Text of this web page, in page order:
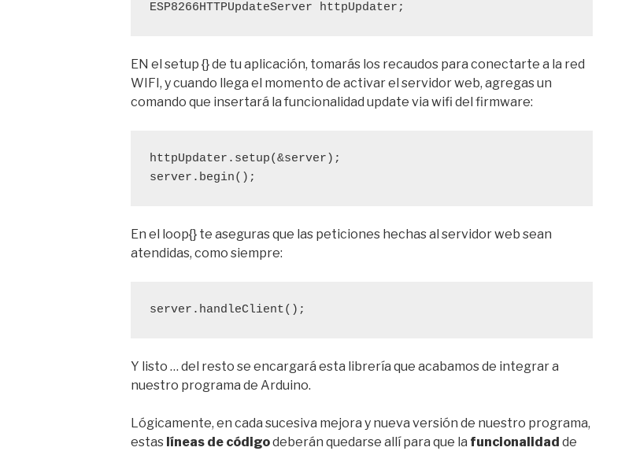
ESP8266HTTPUpdateServer httpUpdater;
EN el setup {} de tu aplicación, tomarás los recaudos para conectarte a la red
WIFI, y cuando llega el momento de activar el servidor web, agregas un
comando que insertará la funcionalidad update via wifi del firmware:
httpUpdater.setup(&server);
server.begin();
En el loop{} te aseguras que las peticiones hechas al servidor web sean
atendidas, como siempre:
server.handleClient();
Y listo … del resto se encargará esta librería que acabamos de integrar a
nuestro programa de Arduino.
Lógicamente, en cada sucesiva mejora y nueva versión de nuestro programa,
estas líneas de códigodeberán quedarse allí para que la funcionalidad de